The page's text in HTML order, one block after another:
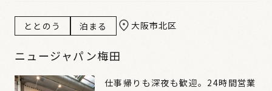
ととのう 泊まる 大阪市北区
ニュージャパン梅田
仕事帰りも深夜も歓迎。24時間営業